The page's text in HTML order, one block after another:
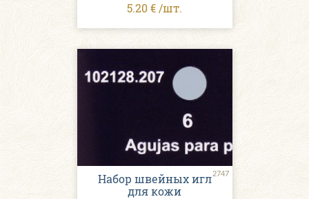
5.20 € /шт.
2747
Набор швейных игл
для кожи